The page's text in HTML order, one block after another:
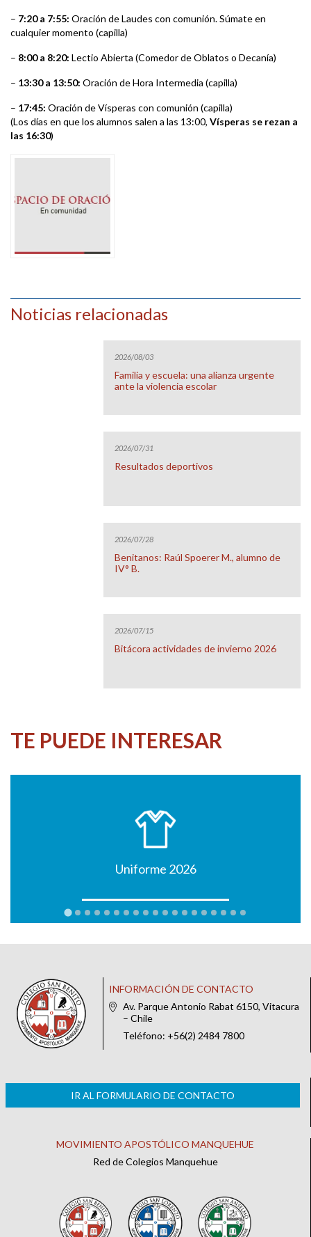
– 7:20 a 7:55: Oración de Laudes con comunión. Súmate en
cualquier momento (capilla)
– 8:00 a 8:20: Lectio Abierta (Comedor de Oblatos o Decanía)
– 13:30 a 13:50: Oración de Hora Intermedia (capilla)
– 17:45: Oración de Vísperas con comunión (capilla)
(Los días en que los alumnos salen a las 13:00, Vísperas se rezan a
las 16:30)
Noticias relacionadas
2026/08/03
Familia y escuela: una alianza urgente
ante la violencia escolar
2026/07/31
Resultados deportivos
2026/07/28
Benitanos: Raúl Spoerer M., alumno de
IV° B.
2026/07/15
Bitácora actividades de invierno 2026
TE PUEDE INTERESAR
Uniforme 2026
INFORMACIÓN DE CONTACTO
Av. Parque Antonio Rabat 6150, Vitacura
– Chile
Teléfono: +56(2) 2484 7800
IR AL FORMULARIO DE CONTACTO
MOVIMIENTO APOSTÓLICO MANQUEHUE
Red de Colegios Manquehue